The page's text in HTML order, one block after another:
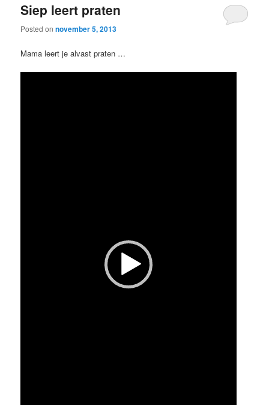
Siep leert praten
Posted onnovember 5, 2013
Mama leert je alvast praten …